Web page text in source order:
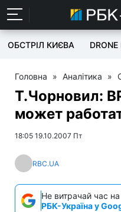
ОБСТРІЛ КИЄВА DRONE
Головна » Аналітика »
Т.Чорновил:
может
18:05 19.10.2007 Пт
RBC.UA
Не витрачай час
РБК-Україна у